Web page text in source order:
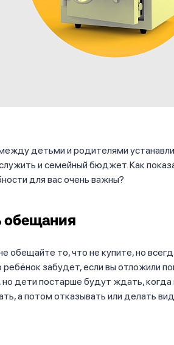
детьми и родителями
и семейный бюджет. Как
для вас очень важны?
обещания
обещайте то, что не купите, но
ребёнок забудет, если вы отложили
дети постарше будут ждать, когда
а потом отказывать или делать